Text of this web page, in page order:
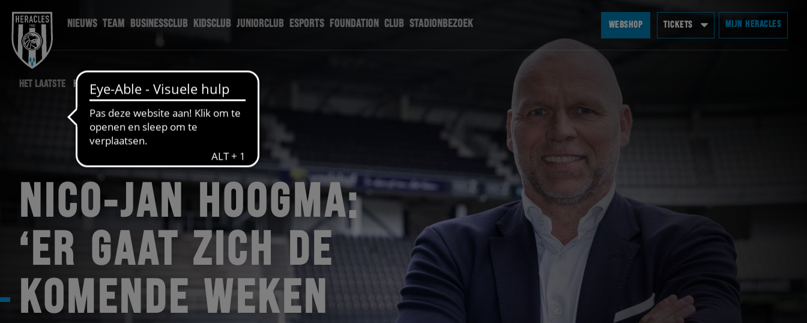
NIEUWS TEAM BUSINESSCLUB KIDSCLUB JUNIORCLUB ESPORTS FOUNDATION CLUB STADIONBEZOEK WEBSHOP TICKETS MIJN HERACLES
HET LAATSTE HERACLES NIEUWS
NICO-JAN HOOGMA:
‘ER GAAT ZICH DE
KOMENDE WEKEN